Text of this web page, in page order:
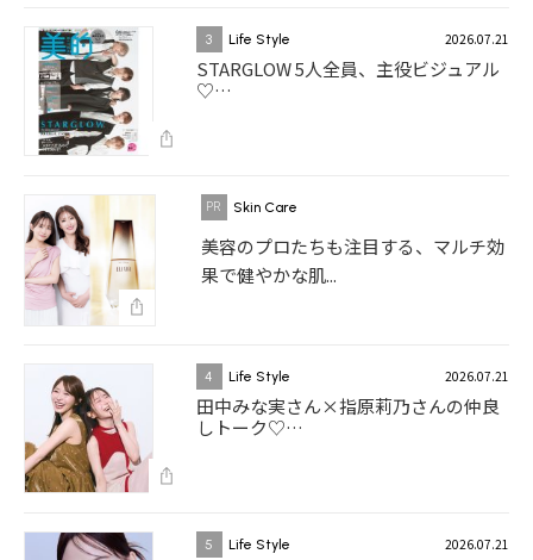
3 Life Style 2026.07.21
STARGLOW 5人全員、主役ビジュアル
♡…
Skin Care
美容のプロたちも注目する、マルチ効
果で健やかな肌...
4 Life Style 2026.07.21
田中みな実さん×指原莉乃さんの仲良
しトーク♡…
5 Life Style 2026.07.21